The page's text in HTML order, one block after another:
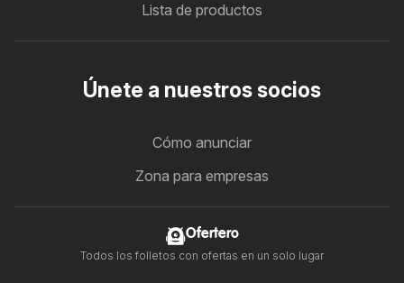
Lista de productos
Únete a nuestros socios
Cómo anunciar
Zona para empresas
Ofertero
Todos los folletos con ofertas en un solo lugar